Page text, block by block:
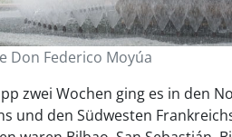
Don Federico Moyúa
zwei Wochen ging es in den
und den Südwesten